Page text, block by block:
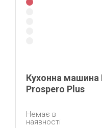
Кухонна машина
Prospero Plus
Немає в
наявності